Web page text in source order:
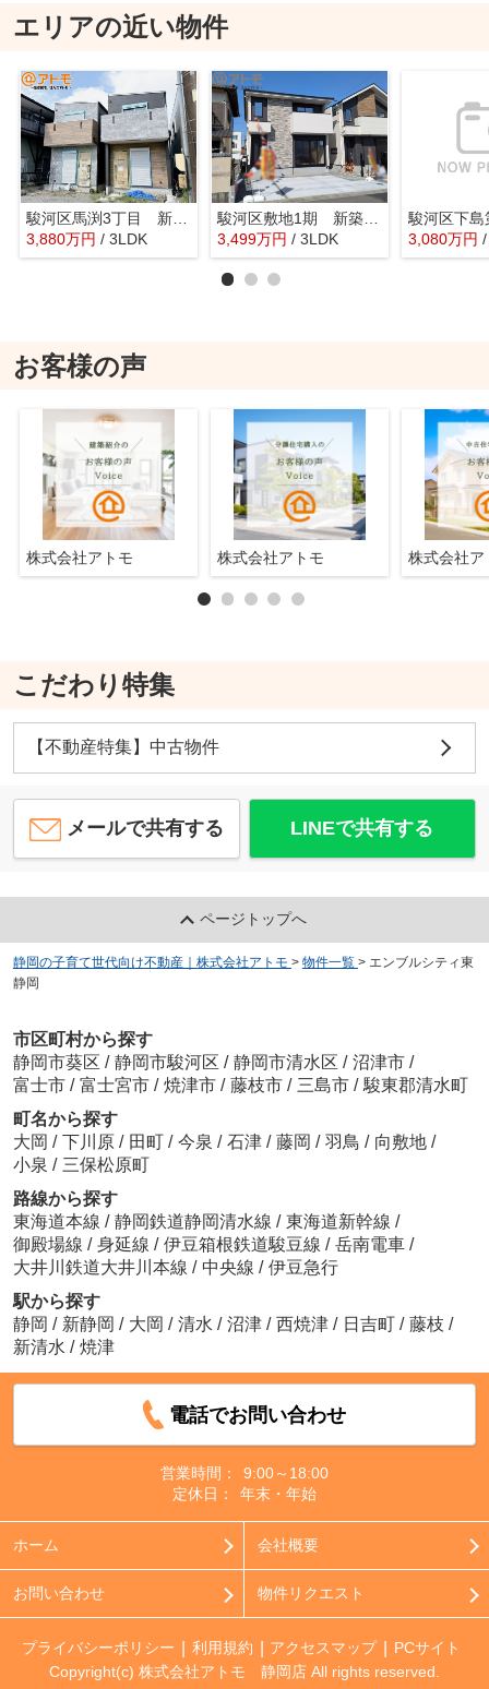
エリアの近い物件
駿河区馬渕3丁目 新築戸建 A号棟
3,880万円 / 3LDK
駿河区敷地1期 新築戸建 1号棟
3,499万円 / 3LDK 3,080万円
お客様の声
株式会社アトモ 株式会社アトモ 株式会社
こだわり特集
【不動産特集】中古物件
メールで共有する LINEで共有する
ページトップへ
静岡の子育て世代向け不動産｜株式会社アトモ > 物件一覧 > エンブルシティ東
静岡
市区町村から探す
静岡市葵区 / 静岡市駿河区 / 静岡市清水区 / 沼津市 /
富士市 / 富士宮市 / 焼津市 / 藤枝市 / 三島市 / 駿東郡清水町
町名から探す
大岡 / 下川原 / 田町 / 今泉 / 石津 / 藤岡 / 羽鳥 / 向敷地 /
小泉 / 三保松原町
路線から探す
東海道本線 / 静岡鉄道静岡清水線 / 東海道新幹線 /
御殿場線 / 身延線 / 伊豆箱根鉄道駿豆線 / 岳南電車 /
大井川鉄道大井川本線 / 中央線 / 伊豆急行
駅から探す
静岡 / 新静岡 / 大岡 / 清水 / 沼津 / 西焼津 / 日吉町 / 藤枝 /
新清水 / 焼津
電話でお問い合わせ
営業時間：
9:00～18:00
定休日：
年末・年始
ホーム 会社概要
お問い合わせ 物件リクエスト
プライバシーポリシー 利用規約 アクセスマップ
PCサイト
Copyright(c) 株式会社アトモ 静岡店 All rights reserved.